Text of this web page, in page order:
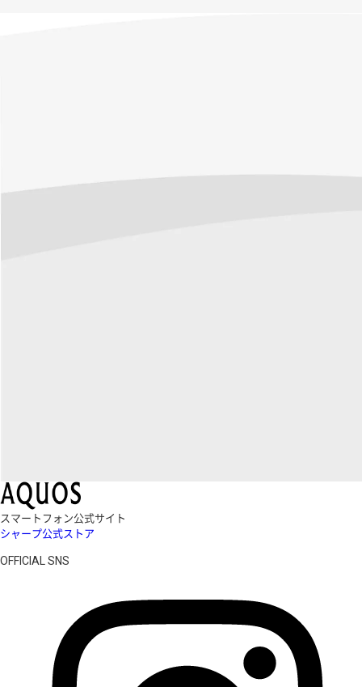
スマートフォン公式サイト
シャープ公式ストア
OFFICIAL SNS